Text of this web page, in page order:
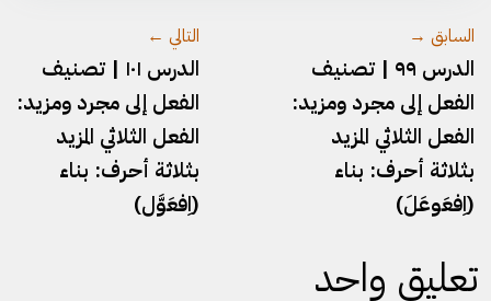
السابق →
الدرس ٩٩ | تصنيف
الفعل إلى مجرد ومزيد:
الفعل الثلاثي المزيد
بثلاثة أحرف: بناء
(اِفعَوعَلَ)
التالي ←
الدرس ١٠١ | تصنيف
الفعل إلى مجرد ومزيد:
الفعل الثلاثي المزيد
بثلاثة أحرف: بناء
(اِفعَوَّل)
تعليق واحد